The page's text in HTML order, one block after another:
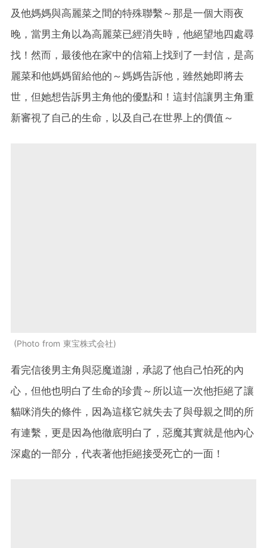
及他媽媽與高麗菜之間的特殊聯繫～那是一個大雨夜
晚，當男主角以為高麗菜已經消失時，他絕望地四處尋
找！然而，最後他在家中的信箱上找到了一封信，是高
麗菜和他媽媽留給他的～媽媽告訴他，雖然她即將去
世，但她想告訴男主角他的優點和！這封信讓男主角重
新審視了自己的生命，以及自己在世界上的價值～
Photo from 東宝株式会社
看完信後男主角與惡魔道謝，承認了他自己怕死的內
心，但他也明白了生命的珍貴～所以這一次他拒絕了讓
貓咪消失的條件，因為這樣它就失去了與母親之間的所
有連繫，更是因為他徹底明白了，惡魔其實就是他內心
深處的一部分，代表著他拒絕接受死亡的一面！